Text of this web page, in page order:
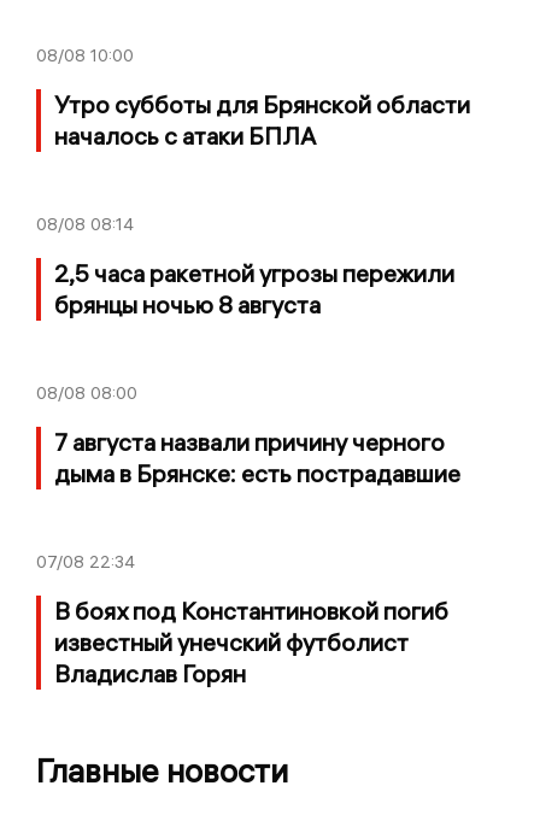
08/08 10:00
Утро субботы для Брянской области
началось с атаки БПЛА
08/08 08:14
2,5 часа ракетной угрозы пережили
брянцы ночью 8 августа
08/08 08:00
7 августа назвали причину черного
дыма в Брянске: есть пострадавшие
07/08 22:34
В боях под Константиновкой погиб
известный унечский футболист
Владислав Горян
Главные новости